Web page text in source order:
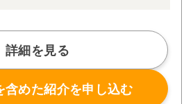
とメンテナンス性に優れたお住まい
、仕入れの工夫をする事で良いもの
でご提供いたします。
する為、最高レベルの耐震性能を備
いたします。
詳細を見る
含めた紹介を申し込む